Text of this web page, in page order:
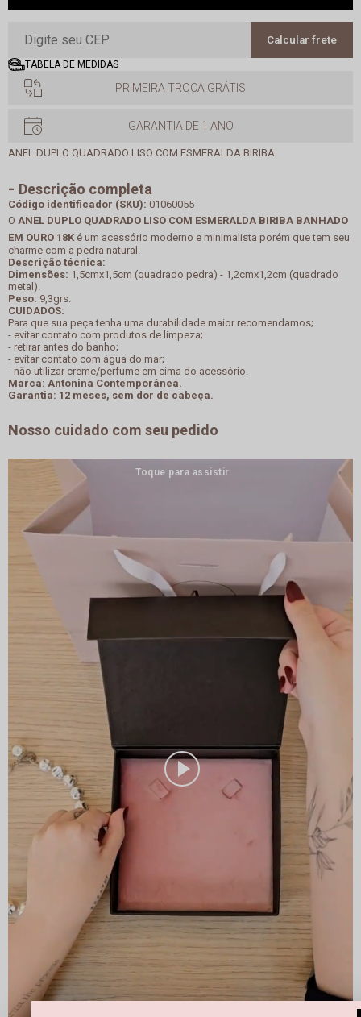
Calcular frete
TABELA DE MEDIDAS
PRIMEIRA TROCA GRÁTIS
GARANTIA DE 1 ANO
ANEL DUPLO QUADRADO LISO COM ESMERALDA BIRIBA
Descrição completa
Código identificador (SKU): 01060055
O ANEL DUPLO QUADRADO LISO COM ESMERALDA BIRIBA BANHADO
EM OURO 18Ké um acessório moderno e minimalista porém que tem seu
charme com a pedra natural.
Descrição técnica:
Dimensões: 1,5cmx1,5cm (quadrado pedra) - 1,2cmx1,2cm (quadrado
metal).
Peso: 9,3grs.
CUIDADOS:
Para que sua peça tenha uma durabilidade maior recomendamos;
- evitar contato com produtos de limpeza;
- retirar antes do banho;
- evitar contato com água do mar;
- não utilizar creme/perfume em cima do acessório.
Marca: Antonina Contemporânea.
Garantia: 12 meses, sem dor de cabeça.
Nosso cuidado com seu pedido